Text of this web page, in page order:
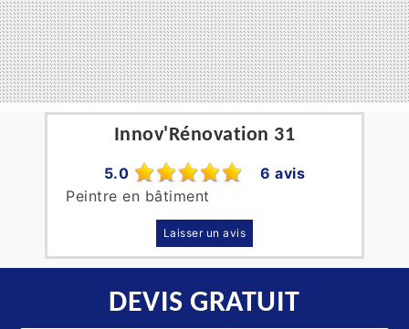
Innov'Rénovation 31
5.0
6 avis
Peintre en bâtiment
Laisser un avis
DEVIS GRATUIT